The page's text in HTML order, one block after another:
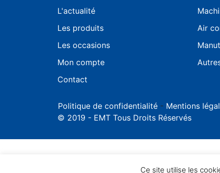
L'actualité
Les produits
Les occasions
Mon compte
Contact
Air
Politique de confidentialité - Mentions
© 2019 - EMT Tous Droits Réservés
Ce site utilise les